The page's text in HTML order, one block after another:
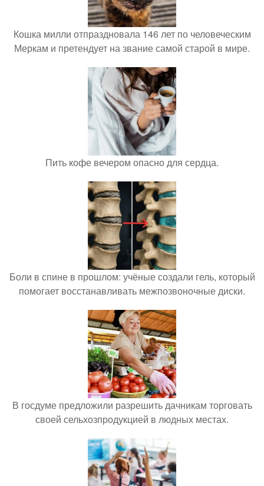
Кошка милли отпраздновала 146 лет по человеческим
Меркам и претендует на звание самой старой в мире.
Пить кофе вечером опасно для сердца.
Боли в спине в прошлом: учёные создали гель, который
помогает восстанавливать межпозвоночные диски.
В госдуме предложили разрешить дачникам торговать
своей сельхозпродукцией в людных местах.